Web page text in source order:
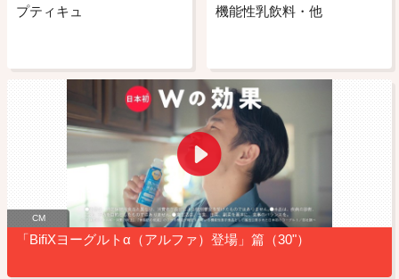
プティキュ 機能性乳飲料・他
CM
「BifiXヨーグルトα（アルファ）登場」篇（30"）